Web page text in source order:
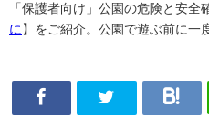
「保護者向け」公園の危険と安全
に 】をご紹介。公園で遊ぶ前に一